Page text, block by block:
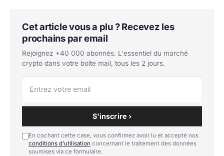
Cet article vous a plu ? Recevez les
prochains par email
Rejoignez +40 000 abonnés. L'essentiel du marché
crypto dans votre boîte mail, tous les 2 jours.
S'inscrire ›
En cochant cette case, vous confirmez avoir lu et accepté nos
conditions d'utilisation concernant le traitement des données
soumises via ce formulaire.